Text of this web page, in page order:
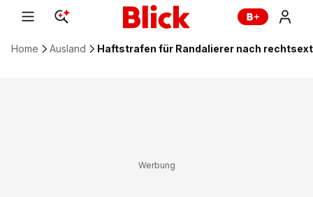
Home Ausland Haftstrafen für Randalierer nach